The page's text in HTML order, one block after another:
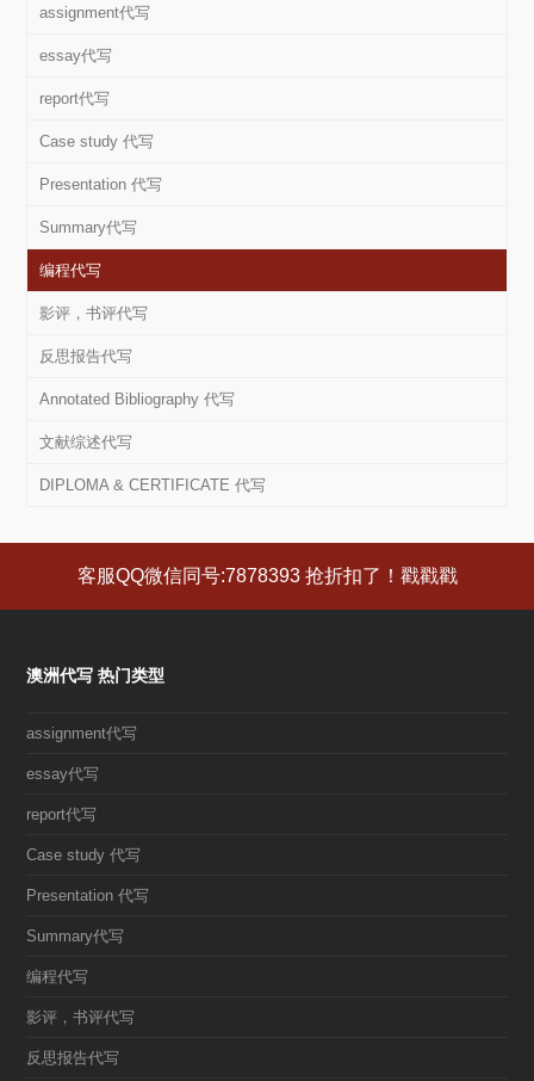
assignment代写
essay代写
report代写
Case study 代写
Presentation 代写
Summary代写
编程代写
影评，书评代写
反思报告代写
Annotated Bibliography 代写
文献综述代写
DIPLOMA & CERTIFICATE 代写
客服QQ微信同号:7878393 抢折扣了！戳戳戳
澳洲代写 热门类型
assignment代写
essay代写
report代写
Case study 代写
Presentation 代写
Summary代写
编程代写
影评，书评代写
反思报告代写